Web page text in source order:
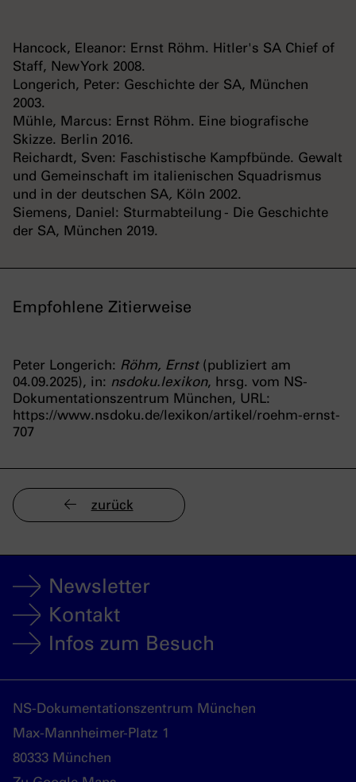
Hancock, Eleanor: Ernst Röhm. Hitler's SA Chief of
Staff, New York 2008.
Longerich, Peter: Geschichte der SA, München
2003.
Mühle, Marcus: Ernst Röhm. Eine biografische
Skizze. Berlin 2016.
Reichardt, Sven: Faschistische Kampfbünde. Gewalt
und Gemeinschaft im italienischen Squadrismus
und in der deutschen SA, Köln 2002.
Siemens, Daniel: Sturmabteilung - Die Geschichte
der SA, München 2019.
Empfohlene Zitierweise
Peter Longerich: Röhm, Ernst(publiziert am
04.09.2025), in: nsdoku.lexikon, hrsg. vom NS-
Dokumentationszentrum München, URL:
https://www.nsdoku.de/lexikon/artikel/roehm-ernst-
707
zurück
Newsletter
Kontakt
Infos zum Besuch
NS-Dokumentationszentrum München
Max-Mannheimer-Platz 1
80333 München